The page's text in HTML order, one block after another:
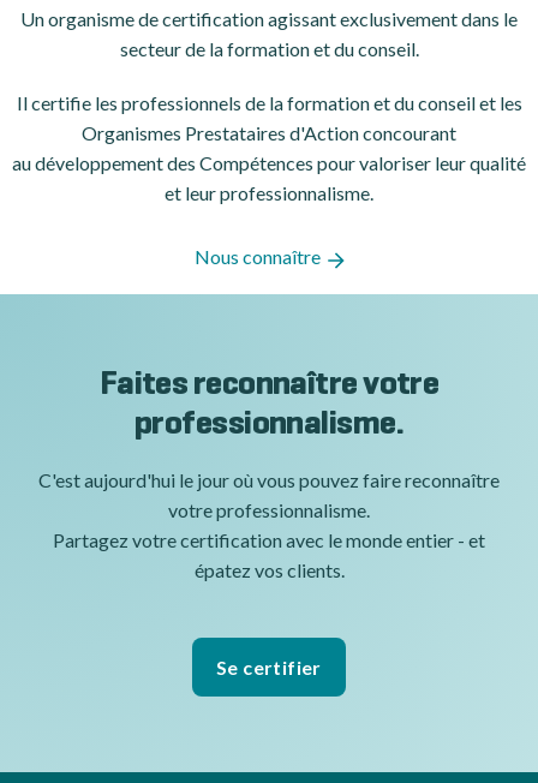
Un organisme de certificationagissant exclusivement dans le
secteur de la formation et du conseil.
Il certifie les professionnels de la formation et du conseil et les
Organismes Prestataires d'Action concourant
au développement des Compétences pour valoriser leur qualité
et leur professionnalisme.
Nous connaître
Faites reconnaître votre
professionnalisme.
C'est aujourd'hui le jour où vous pouvez faire reconnaître
votre professionnalisme.
Partagez votre certification avec le monde entier - et
épatez vos clients.
Se certifier